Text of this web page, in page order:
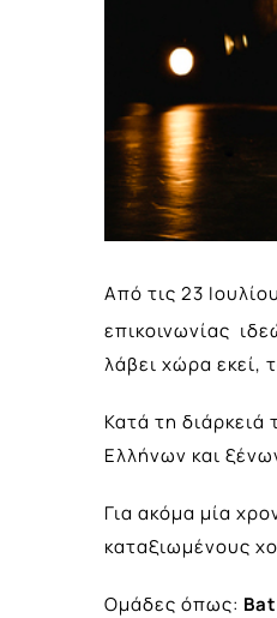
Από τις 23
επικοινωνίας
λάβει χώρα εκεί,
Κατά τη
Ελλήνων και
Για ακόμα μία
καταξιωμένους
Ομάδες όπως: